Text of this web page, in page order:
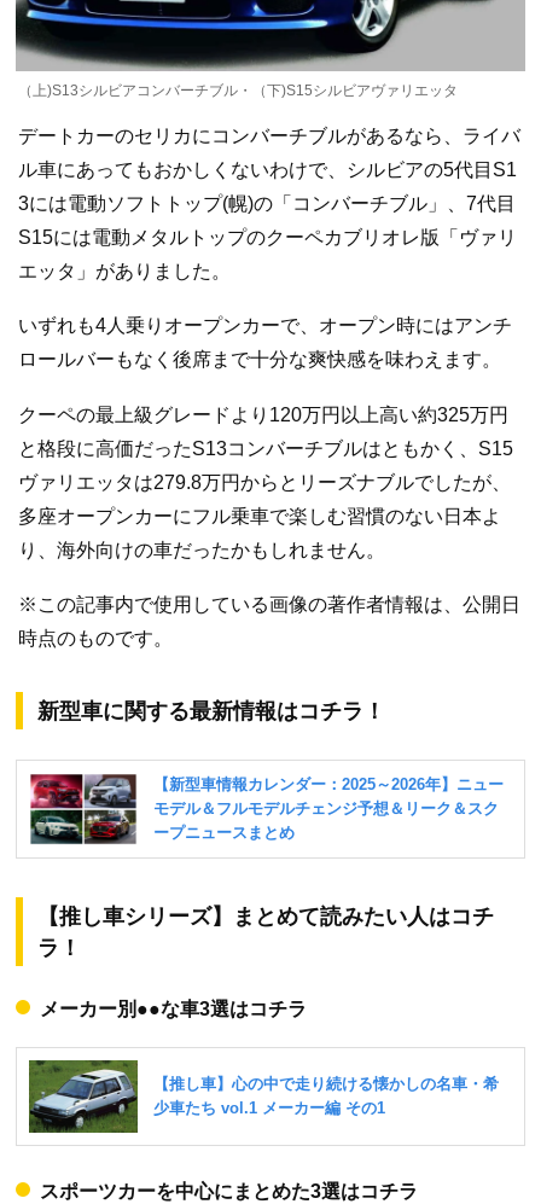
（上)S13シルビアコンバーチブル・（下)S15シルビアヴァリエッタ
デートカーのセリカにコンバーチブルがあるなら、ライバ
ル車にあってもおかしくないわけで、シルビアの5代目S1
3には電動ソフトトップ(幌)の「コンバーチブル」、7代目
S15には電動メタルトップのクーペカブリオレ版「ヴァリ
エッタ」がありました。
いずれも4人乗りオープンカーで、オープン時にはアンチ
ロールバーもなく後席まで十分な爽快感を味わえます。
クーペの最上級グレードより120万円以上高い約325万円
と格段に高価だったS13コンバーチブルはともかく、S15
ヴァリエッタは279.8万円からとリーズナブルでしたが、
多座オープンカーにフル乗車で楽しむ習慣のない日本よ
り、海外向けの車だったかもしれません。
※この記事内で使用している画像の著作者情報は、公開日
時点のものです。
新型車に関する最新情報はコチラ！
【推し車シリーズ】まとめて読みたい人はコチ
ラ！
メーカー別●●な車3選はコチラ
スポーツカーを中心にまとめた3選はコチラ